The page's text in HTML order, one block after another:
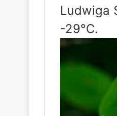
Ludwiga
-29°C.